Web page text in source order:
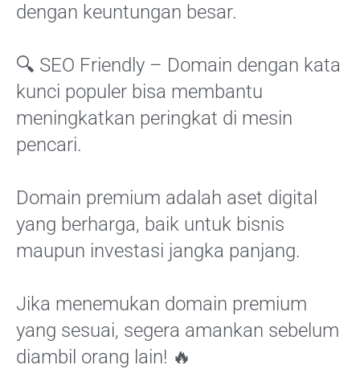
dengan keuntungan besar.
🔍 SEO Friendly – Domain dengan kata
kunci populer bisa membantu
meningkatkan peringkat di mesin
pencari.
Domain premium adalah aset digital
yang berharga, baik untuk bisnis
maupun investasi jangka panjang.
Jika menemukan domain premium
yang sesuai, segera amankan sebelum
diambil orang lain! 🔥